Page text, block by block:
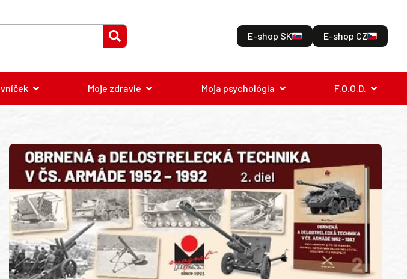
E-shop SK E-shop CZ
Moje zdravie Moja psychológia F.O.O.D.